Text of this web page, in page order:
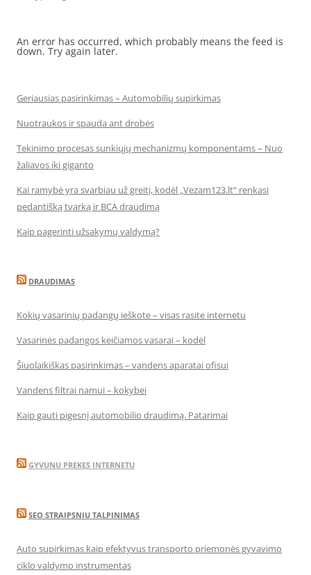
An error has occurred, which probably means the feed is
down. Try again later.
Geriausias pasirinkimas – Automobilių supirkimas
Nuotraukos ir spauda ant drobės
Tekinimo procesas sunkiųjų mechanizmų komponentams – Nuo
žaliavos iki giganto
Kai ramybė yra svarbiau už greitį, kodėl „Vezam123.lt“ renkasi
pedantišką tvarką ir BCA draudimą
Kaip pagerinti užsakymų valdymą?
DRAUDIMAS
Kokių vasarinių padangų ieškote – visas rasite internetu
Vasarinės padangos keičiamos vasarai – kodėl
Šiuolaikiškas pasirinkimas – vandens aparatai ofisui
Vandens filtrai namui – kokybei
Kaip gauti pigesnį automobilio draudimą. Patarimai
GYVUNU PREKES INTERNETU
SEO STRAIPSNIU TALPINIMAS
Auto supirkimas kaip efektyvus transporto priemonės gyvavimo
ciklo valdymo instrumentas